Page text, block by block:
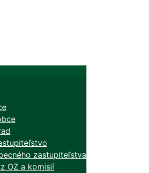
zastupiteľstva
OZ a komisií